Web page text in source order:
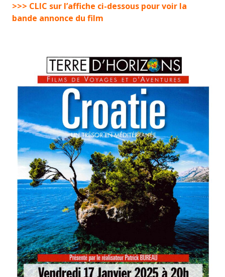
>>> CLIC sur l’affiche ci-dessous pour voir la
bande annonce du film